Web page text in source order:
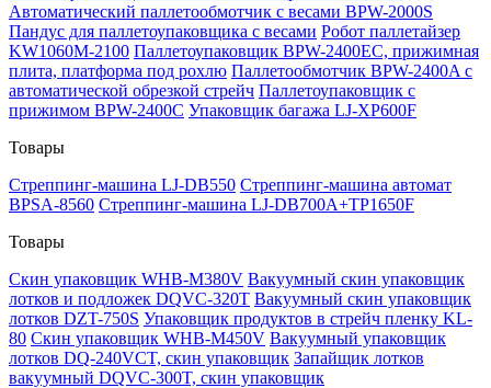
Автоматический паллетообмотчик с весами BPW-2000S
Пандус для паллетоупаковщика с весами Робот паллетайзер
KW1060M-2100 Паллетоупаковщик BPW-2400EC, прижимная
плита, платформа под рохлю Паллетообмотчик BPW-2400A с
автоматической обрезкой стрейч Паллетоупаковщик с
прижимом BPW-2400C Упаковщик багажа LJ-XP600F
Товары
Стреппинг-машина LJ-DB550 Стреппинг-машина автомат
BPSA-8560 Стреппинг-машина LJ-DB700A+TP1650F
Товары
Скин упаковщик WHB-M380V Вакуумный скин упаковщик
лотков и подложек DQVC-320T Вакуумный скин упаковщик
лотков DZT-750S Упаковщик продуктов в стрейч пленку KL-
80 Скин упаковщик WHB-M450V Вакуумный упаковщик
лотков DQ-240VCT, скин упаковщик Запайщик лотков
вакуумный DQVC-300T, скин упаковщик